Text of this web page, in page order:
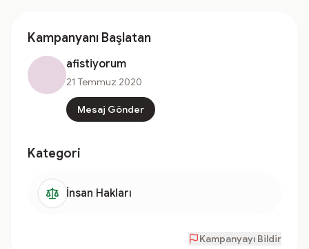
Kampanyanı Başlatan
afistiyorum
21 Temmuz 2020
Mesaj Gönder
Kategori
İnsan Hakları
Kampanyayı Bildir